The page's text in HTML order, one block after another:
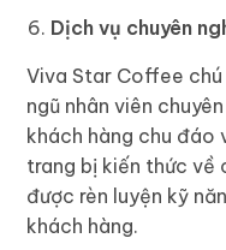
Dịch vụ chuyên
Viva Star Coffee
ngũ nhân viên
khách hàng chu đáo
trang bị kiến thức về
được rèn luyện kỹ
khách hàng.